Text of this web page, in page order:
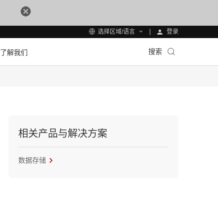
选择区域/语言 登录
了解我们 搜索
相关产品与解决方案
数据存储